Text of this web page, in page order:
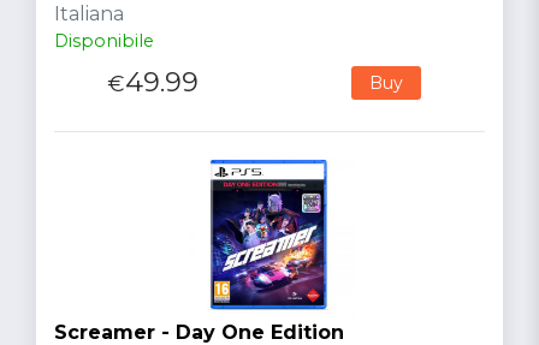
Italiana
Disponibile
€49.99 Buy
Screamer - Day One Edition